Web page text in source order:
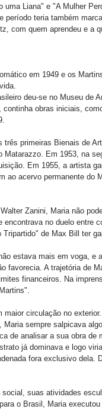
uma Liana" e "A Mulher
período teria também
com quem aprendeu e a
em 1949 e os
deu-se no Museu de
obras iniciais,
primeiras Bienais de
Em 1953, na
Em 1955, a artista
ao acervo permanente do
Zanini, Maria não
encontrava no duelo
de Max Bill ter
estava mais em voga, e
favorecia. A trajetória de
financeiros. Na
maior circulação no
sempre salpicava
de analisar a sua obra de
já dominava e logo
fora exclusivo dela.
suas atividades
o Brasil, Maria